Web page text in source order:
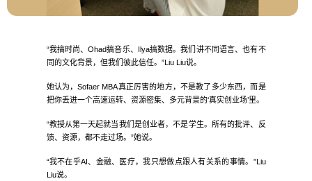
“我搞时尚、Ohad搞音乐、Ilya搞数据。我们讲不同语言、也有不
同的文化背景，但我们彼此信任。”Liu Liu说。
她认为，Sofaer MBA真正厉害的地方，不是教了多少东西，而是
把你丢进一个高速运转、资源密集、多元背景的‘真实创业场’里。
“教授从第一天起就当我们是创业者，不是学生。所有的批评、反
馈、资源，都不走过场。”她说。
“我不在乎AI、金融、医疗，我只想做点跟人有关系的事情。”Liu
Liu说。